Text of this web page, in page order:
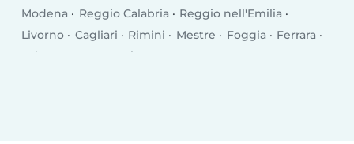
Modena
Reggio Calabria
Reggio nell'Emilia
Livorno
Cagliari Rimini Mestre Foggia
Ferrara
Salerno
Siracusa